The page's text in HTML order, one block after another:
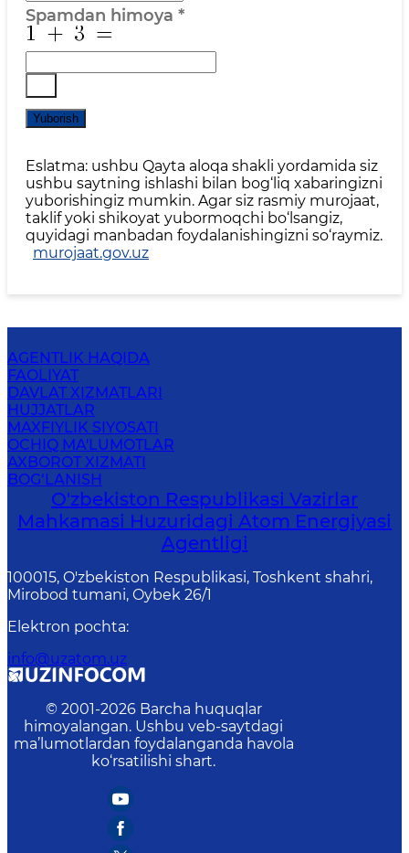
Spamdan himoya *
Yuborish
Eslatma: ushbu Qayta aloqa shakli yordamida siz
ushbu saytning ishlashi bilan bog‘liq xabaringizni
yuborishingiz mumkin. Agar siz rasmiy murojaat,
taklif yoki shikoyat yubormoqchi bo‘lsangiz,
quyidagi manbadan foydalanishingizni so‘raymiz.
murojaat.gov.uz
AGENTLIK HAQIDA
FAOLIYAT
DAVLAT XIZMATLARI
HUJJATLAR
MAXFIYLIK SIYOSATI
OCHIQ MA'LUMOTLAR
AXBOROT XIZMATI
BOG‘LANISH
O'zbekiston Respublikasi Vazirlar
Mahkamasi Huzuridagi Atom Energiyasi
Agentligi
100015, O'zbekiston Respublikasi, Toshkent shahri,
Mirobod tumani, Oybek 26/1
Elektron pochta:
info@uzatom.uz
© 2001-2026 Barcha huquqlar
himoyalangan. Ushbu veb-saytdagi
ma’lumotlardan foydalanganda havola
ko‘rsatilishi shart.